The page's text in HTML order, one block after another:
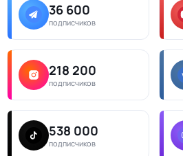
36 600
подписчиков
218 200
подписчиков
538 000
подписчиков